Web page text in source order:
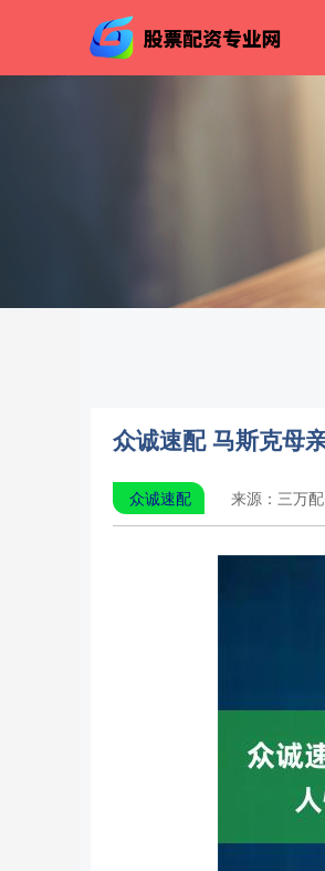
众诚速配 马斯克母
众诚速配 来源：三万